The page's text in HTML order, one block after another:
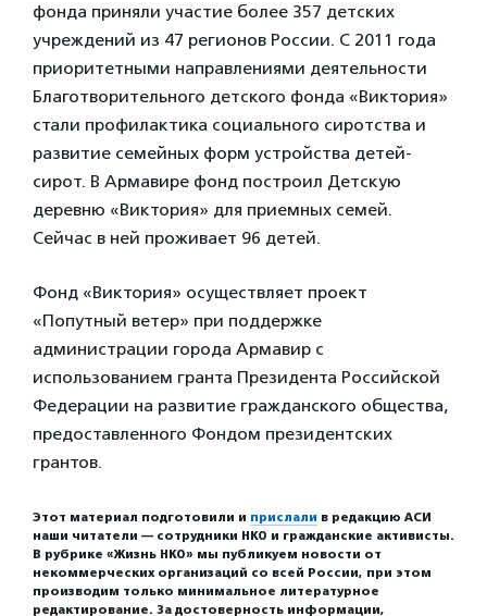
фонда приняли участие более 357 детских
учреждений из 47 регионов России. С 2011 года
приоритетными направлениями деятельности
Благотворительного детского фонда «Виктория»
стали профилактика социального сиротства и
развитие семейных форм устройства детей-
сирот. В Армавире фонд построил Детскую
деревню «Виктория» для приемных семей.
Сейчас в ней проживает 96 детей.
Фонд «Виктория» осуществляет проект
«Попутный ветер» при поддержке
администрации города Армавир с
использованием гранта Президента Российской
Федерации на развитие гражданского общества,
предоставленного Фондом президентских
грантов.
Этот материал подготовили и прислали в редакцию АСИ
наши читатели — сотрудники НКО и гражданские активисты.
В рубрике «Жизнь НКО» мы публикуем новости от
некоммерческих организаций со всей России, при этом
производим только минимальное литературное
редактирование. За достоверность информации,